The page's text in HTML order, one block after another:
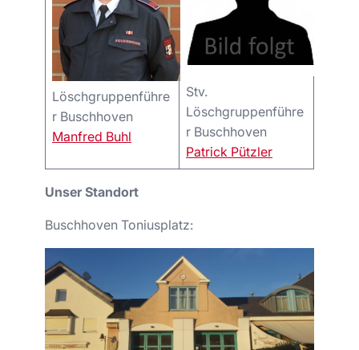
Löschgruppenführe
r Buschhoven
Manfred Buhl
Stv.
Löschgruppenführe
r Buschhoven
Patrick Pützler
Unser Standort
Buschhoven Toniusplatz: